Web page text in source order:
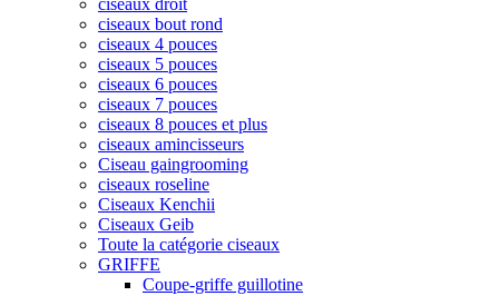
ciseaux droit
ciseaux bout rond
ciseaux 4 pouces
ciseaux 5 pouces
ciseaux 6 pouces
ciseaux 7 pouces
ciseaux 8 pouces et plus
ciseaux amincisseurs
Ciseau gaingrooming
ciseaux roseline
Ciseaux Kenchii
Ciseaux Geib
Toute la catégorie ciseaux
GRIFFE
Coupe-griffe guillotine